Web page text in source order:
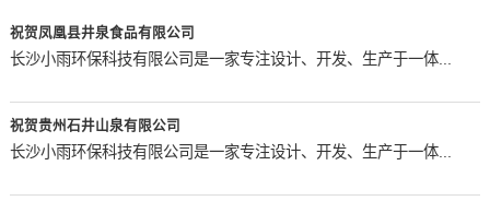
祝贺凤凰县井泉食品有限公司
长沙小雨环保科技有限公司是一家专注设计、开发、生产于一体...
祝贺贵州石井山泉有限公司
长沙小雨环保科技有限公司是一家专注设计、开发、生产于一体...